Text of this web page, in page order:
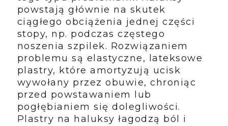
powstają głównie na skutek
ciągłego obciążenia jednej części
stopy, np. podczas częstego
noszenia szpilek. Rozwiązaniem
problemu są elastyczne, lateksowe
plastry, które amortyzują ucisk
wywołany przez obuwie, chroniąc
przed powstawaniem lub
pogłębianiem się dolegliwości.
Plastry na haluksy łagodzą ból i